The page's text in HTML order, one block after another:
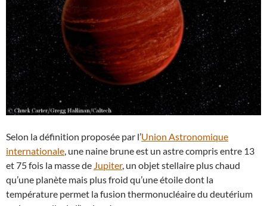
Selon la définition proposée par l’Union Astronomique
internationale, une naine brune est un astre compris entre 13
et 75 fois la masse de Jupiter, un objet stellaire plus chaud
qu’une planète mais plus froid qu’une étoile dont la
température permet la fusion thermonucléaire du deutérium